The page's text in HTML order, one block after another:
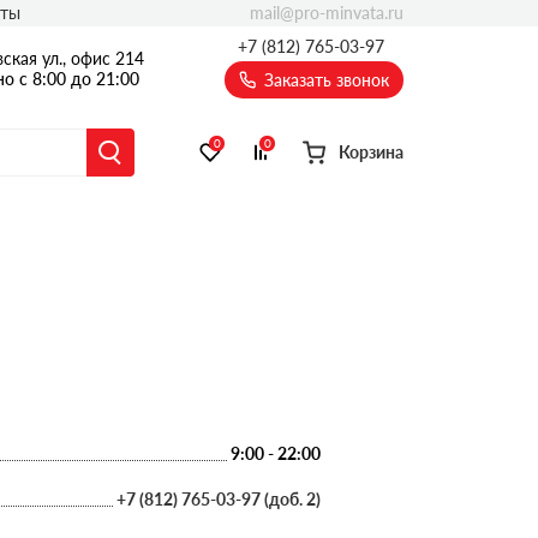
ул., офис 214
с 8:00 до 21:00
+7 (812) 765-03-97
Заказать звонок
0 0 Корзина
mail@pro-minvata.ru
9:00 - 22:00
+7 (812) 765-03-97 (доб. 2)